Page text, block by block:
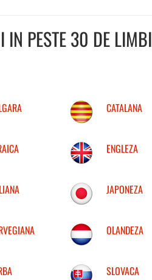
IN PESTE 30 DE LIMBI
CATALANA
ENGLEZA
JAPONEZA
OLANDEZA
SLOVACA